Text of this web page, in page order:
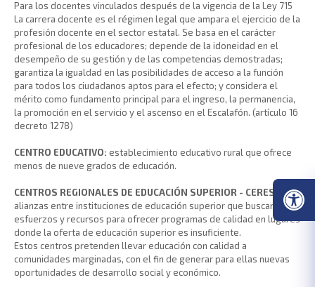
Para los docentes vinculados después de la vigencia de la Ley 715
La carrera docente es el régimen legal que ampara el ejercicio de la
profesión docente en el sector estatal. Se basa en el carácter
profesional de los educadores; depende de la idoneidad en el
desempeño de su gestión y de las competencias demostradas;
garantiza la igualdad en las posibilidades de acceso a la función
para todos los ciudadanos aptos para el efecto; y considera el
mérito como fundamento principal para el ingreso, la permanencia,
la promoción en el servicio y el ascenso en el Escalafón. (artículo 16
decreto 1278)
CENTRO EDUCATIVO: establecimiento educativo rural que ofrece
menos de nueve grados de educación.
CENTROS REGIONALES DE EDUCACIÓN SUPERIOR - CERES:
son
alianzas entre instituciones de educación superior que buscan unir
esfuerzos y recursos para ofrecer programas de calidad en lugares
donde la oferta de educación superior es insuficiente.
Estos centros pretenden llevar educación con calidad a
comunidades marginadas, con el fin de generar para ellas nuevas
oportunidades de desarrollo social y económico.